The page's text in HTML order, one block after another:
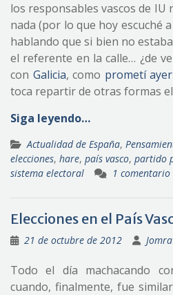
los responsables vascos de
nada (por lo que hoy escuché
hablando que si bien no
el referente en la calle… ¿de
con Galicia, como prometí ayer
toca repartir de otras formas
Siga leyendo…
Actualidad de España,
elecciones, hare, país vasco, partido
sistema electoral
1 comentario
Elecciones en el País
21 de octubre de 2012 Jomra
Todo el día machacando
cuando, finalmente, fue